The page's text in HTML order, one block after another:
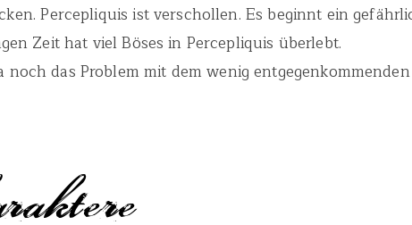
Percepliquis ist verschollen. Es beginnt ein
Zeit hat viel Böses in Percepliquis überlebt.
noch das Problem mit dem wenig